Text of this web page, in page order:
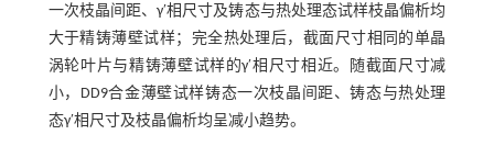
一次枝晶间距、γ′相尺寸及铸态与热处理态试样枝晶偏析均
大于精铸薄壁试样；完全热处理后，截面尺寸相同的单晶
涡轮叶片与精铸薄壁试样的γ′相尺寸相近。随截面尺寸减
小，DD9合金薄壁试样铸态一次枝晶间距、铸态与热处理
态γ′相尺寸及枝晶偏析均呈减小趋势。